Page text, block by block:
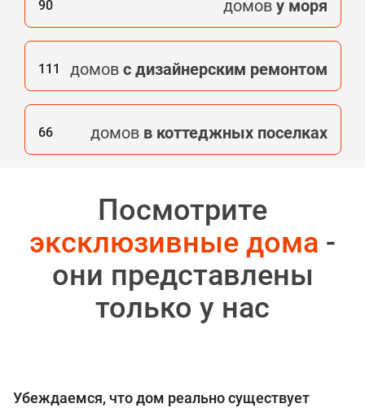
90 домов у моря
111 домов с дизайнерским ремонтом
66 домов в коттеджных поселках
Посмотрите
эксклюзивные дома -
они представлены
только у нас
Убеждаемся, что дом реально существует